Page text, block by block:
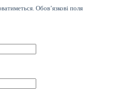
Обов’язкові поля